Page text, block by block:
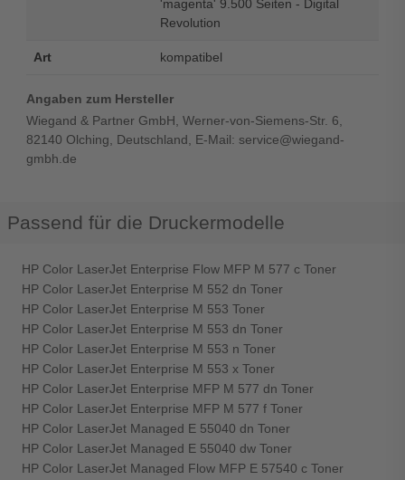
'magenta' 9.500 Seiten - Digital
Revolution
Art kompatibel
Angaben zum Hersteller
Wiegand & Partner GmbH, Werner-von-Siemens-Str. 6,
82140 Olching, Deutschland, E-Mail: service@wiegand-
gmbh.de
Passend für die Druckermodelle
HP Color LaserJet Enterprise Flow MFP M 577 c Toner
HP Color LaserJet Enterprise M 552 dn Toner
HP Color LaserJet Enterprise M 553 Toner
HP Color LaserJet Enterprise M 553 dn Toner
HP Color LaserJet Enterprise M 553 n Toner
HP Color LaserJet Enterprise M 553 x Toner
HP Color LaserJet Enterprise MFP M 577 dn Toner
HP Color LaserJet Enterprise MFP M 577 f Toner
HP Color LaserJet Managed E 55040 dn Toner
HP Color LaserJet Managed E 55040 dw Toner
HP Color LaserJet Managed Flow MFP E 57540 c Toner